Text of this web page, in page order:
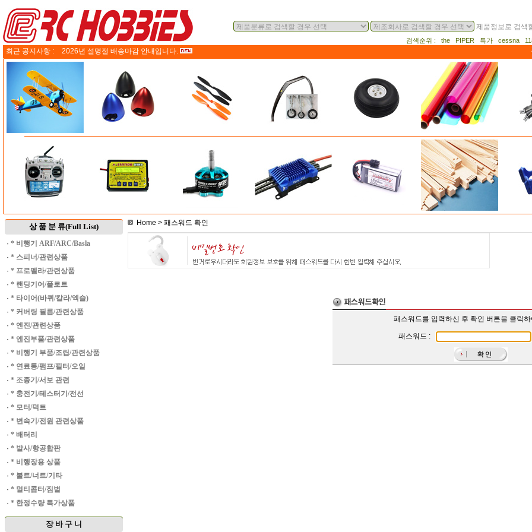
제품정보로 검색
검색순위 : the PIPER 특가 cessna
최근 공지사항 : 2026년 설명절 배송마감 안내입니다.
상 품 분 류(Full List)
· * 비행기 ARF/ARC/Basla
· * 스피너/관련상품
· * 프로펠라/관련상품
· * 랜딩기어/플로트
· * 타이어(바퀴/칼라/엑슬)
· * 커버링 필름/관련상품
· * 엔진/관련상품
· * 엔진부품/관련상품
· * 비행기 부품/조립/관련상품
· * 연료통/펌프/필터/오일
· * 조종기/서보 관련
· * 충전기/테스터기/전선
· * 모터/덕트
· * 변속기/전원 관련상품
· * 배터리
· * 발사/항공합판
· * 비행장용 상품
· * 볼트/너트/기타
· * 멀티콥터/짐벌
· * 한정수량 특가상품
장 바 구 니
Home > 패스워드 확인
패스워드를 입력하신 후 확인 버튼을 클릭
패스워드 :